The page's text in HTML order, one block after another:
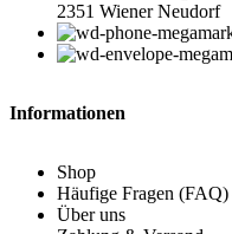
2351 Wiener Neudorf
Informationen
Shop
Häufige Fragen
Über uns